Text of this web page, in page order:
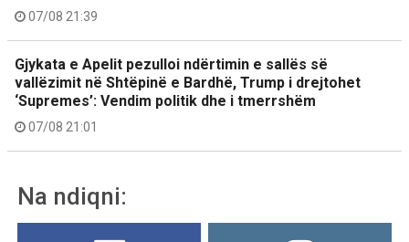
07/08 21:39
Gjykata e Apelit pezulloi ndërtimin e sallës së
vallëzimit në Shtëpinë e Bardhë, Trump i drejtohet
‘Supremes’: Vendim politik dhe i tmerrshëm
07/08 21:01
Na ndiqni: